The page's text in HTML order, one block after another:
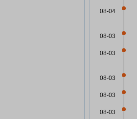
08-04
08-03
08-03
08-03
08-03
08-03